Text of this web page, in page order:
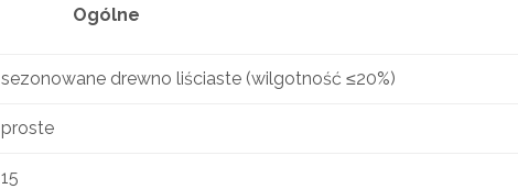
Ogólne
sezonowane drewno liściaste (wilgotność ≤20%)
proste
15